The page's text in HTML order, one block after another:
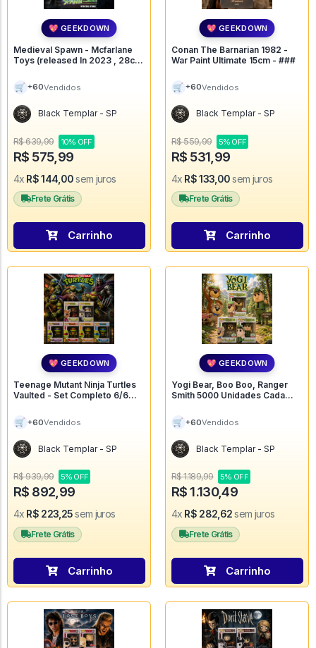
💖 GEEKDOWN
Medieval Spawn - Mcfarlane
Toys (released In 2023 , 28cm
Comprimento) - ###
🛒 +60Vendidos
Black Templar - SP
R$ 639,99 10% OFF
R$ 575,99
4x R$ 144,00sem juros
Frete Grátis
Carrinho
💖 GEEKDOWN
Conan The Barnarian 1982 -
War Paint Ultimate 15cm - ###
🛒 +60Vendidos
Black Templar - SP
R$ 559,99 5% OFF
R$ 531,99
4x R$ 133,00sem juros
Frete Grátis
Carrinho
💖 GEEKDOWN
Teenage Mutant Ninja Turtles
Vaulted - Set Completo 6/6
🛒 +60Vendidos
Black Templar - SP
R$ 939,99 5% OFF
R$ 892,99
4x R$ 223,25sem juros
Frete Grátis
Carrinho
💖 GEEKDOWN
Yogi Bear, Boo Boo, Ranger
Smith 5000 Unidades Cada
🛒 +60Vendidos
Black Templar - SP
R$ 1.189,99 5% OFF
R$ 1.130,49
4x R$ 282,62sem juros
Frete Grátis
Carrinho